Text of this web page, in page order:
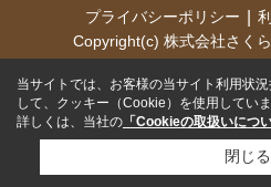
プライバシーポリシー
Copyright(c) 株式会社さく
当サイトでは、お客様の当サイト利用状
して、クッキー（Cookie）を使用していま
詳しくは、当社の 「Cookieの取扱いについ
閉じる